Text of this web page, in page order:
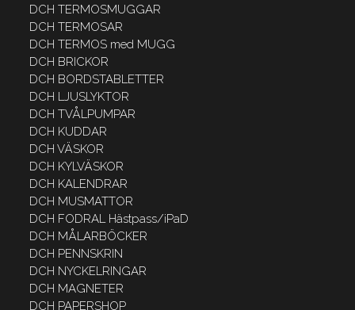
DCH TERMOSMUGGAR
DCH TERMOSAR
DCH TERMOS med MUGG
DCH BRICKOR
DCH BORDSTABLETTER
DCH LJUSLYKTOR
DCH TVÅLPUMPAR
DCH KUDDAR
DCH VÄSKOR
DCH KYLVÄSKOR
DCH KALENDRAR
DCH MUSMATTOR
DCH FODRAL Hästpass/iPaD
DCH MÅLARBÖCKER
DCH PENNSKRIN
DCH NYCKELRINGAR
DCH MAGNETER
DCH PAPERSHOP